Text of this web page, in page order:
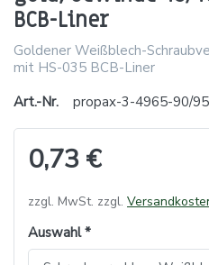
BCB-Liner
Goldener Weißblech-
mit HS-035 BCB-Liner
Art.-Nr.
propax-3-4965-90/
0,73 €
zzgl. MwSt. zzgl.
Auswahl